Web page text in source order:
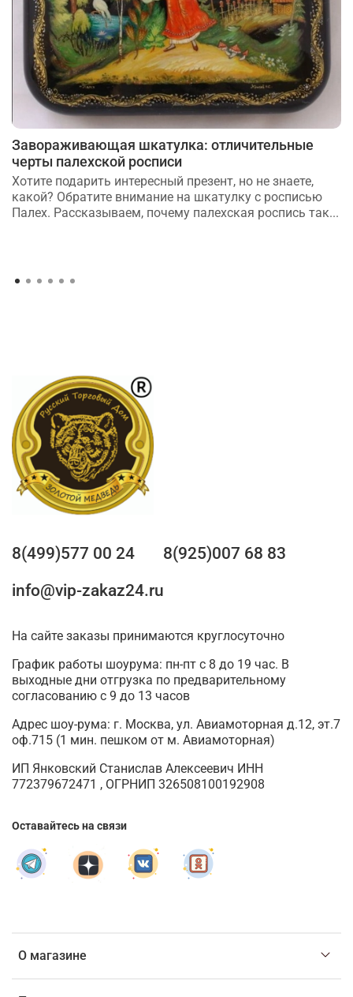
Завораживающая шкатулка: отличительные
черты палехской росписи
Хотите подарить интересный презент, но не знаете,
какой? Обратите внимание на шкатулку с росписью
Палех. Рассказываем, почему палехская роспись так...
О магазине
8(499)577 00 24
8(925)007 68 83
info@vip-zakaz24.ru
На сайте заказы принимаются круглосуточно
График работы шоурума: пн-пт с 8 до 19 час. В
выходные дни отгрузка по предварительному
согласованию с 9 до 13 часов
Адрес шоу-рума: г. Москва, ул. Авиамоторная д.12, эт.7
оф.715 (1 мин. пешком от м. Авиамоторная)
ИП Янковский Станислав Алексеевич ИНН
772379672471 , ОГРНИП 326508100192908
Оставайтесь на связи